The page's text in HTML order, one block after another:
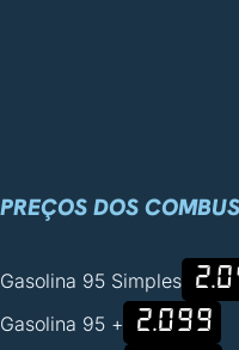
PREÇOS DOS
Gasolina 95 Simples
Gasolina 95 + 2.099